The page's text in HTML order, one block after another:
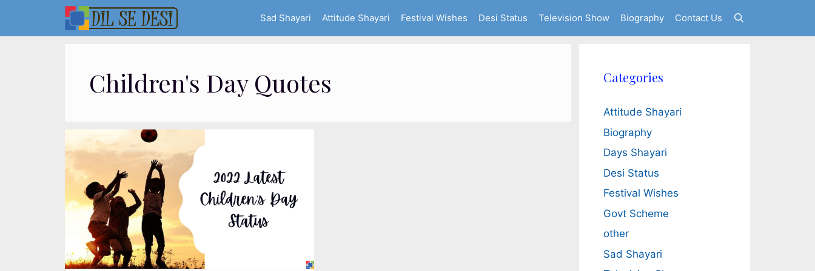
content
Sad Shayari Attitude Shayari Festival Wishes Desi Status Television Show Biography Contact Us
Children's Day Quotes Categories
Attitude Shayari
Biography
Days Shayari
Desi Status
Festival Wishes
Govt Scheme
other
Sad Shayari